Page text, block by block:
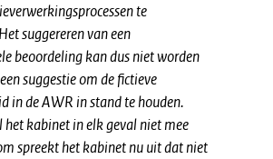
te
suggereren van een
beoordeling kan dus niet worden
suggestie om de fictieve
in de AWR in stand te houden.
kabinet in elk geval niet mee
spreekt het kabinet nu uit dat niet